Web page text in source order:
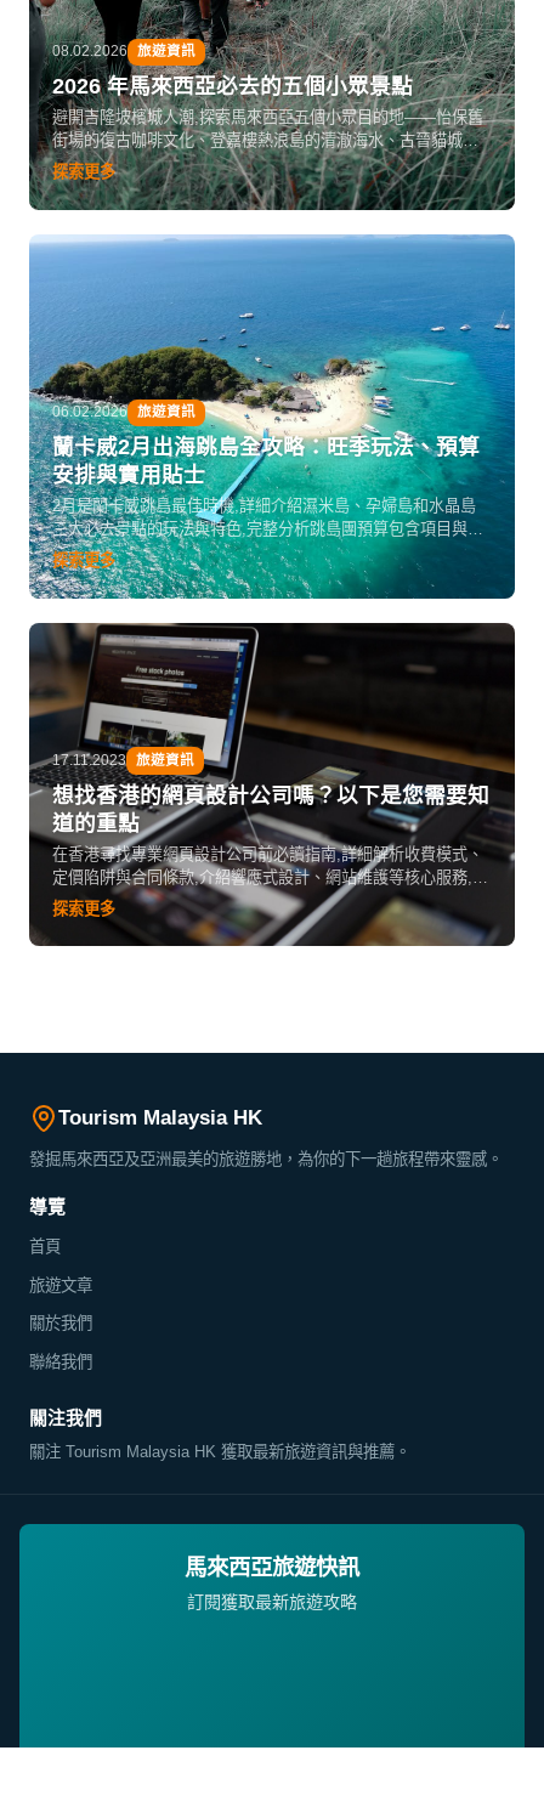
08.02.2026 旅遊資訊
2026 年馬來西亞必去的五個小眾景點
避開吉隆坡檳城人潮,探索馬來西亞五個小眾目的地——怡保舊
街場的復古咖啡文化、登嘉樓熱浪島的清澈海水、古晉貓城的
文化混合、太平湖花園的寧靜氛圍,以及哥打巴魯的濃厚馬來傳
統。包含實用交通住宿建議和真實旅遊體驗分享。
探索更多
06.02.2026 旅遊資訊
蘭卡威2月出海跳島全攻略：旺季玩法、預算
安排與實用貼士
2月是蘭卡威跳島最佳時機,詳細介紹濕米島、孕婦島和水晶島
三大必去景點的玩法與特色,完整分析跳島團預算包含項目與額
外開支,並提供住宿交通建議、行前準備清單和延伸活動推薦,助
你在旺季享受晴空萬里的最美海島體驗。
探索更多
17.11.2023 旅遊資訊
想找香港的網頁設計公司嗎？以下是您需要知
道的重點
在香港尋找專業網頁設計公司前必讀指南,詳細解析收費模式、
定價陷阱與合同條款,介紹響應式設計、網站維護等核心服務,並
提供評估公司專業能力、溝通協作和售後服務的實用建議,幫助
企業避開中伏位,找到真正合適的網頁設計合作夥伴。
探索更多
Tourism Malaysia HK
發掘馬來西亞及亞洲最美的旅遊勝地，為你的下一趟旅程帶來靈感。
導覽
首頁
旅遊文章
關於我們
聯絡我們
關注我們
關注 Tourism Malaysia HK 獲取最新旅遊資訊與推薦。
馬來西亞旅遊快訊
訂閱獲取最新旅遊攻略